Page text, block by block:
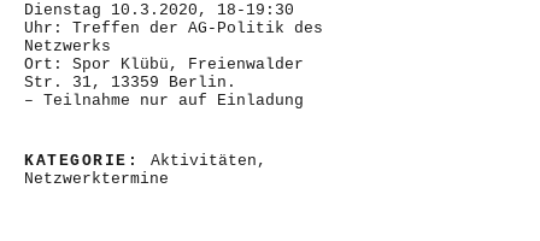
Dienstag 10.3.2020, 18-19:30
Uhr: Treffen der AG-Politik des
Netzwerks
Ort: Spor Klübü, Freienwalder
Str. 31, 13359 Berlin.
– Teilnahme nur auf Einladung
KATEGORIE: Aktivitäten ,
Netzwerktermine